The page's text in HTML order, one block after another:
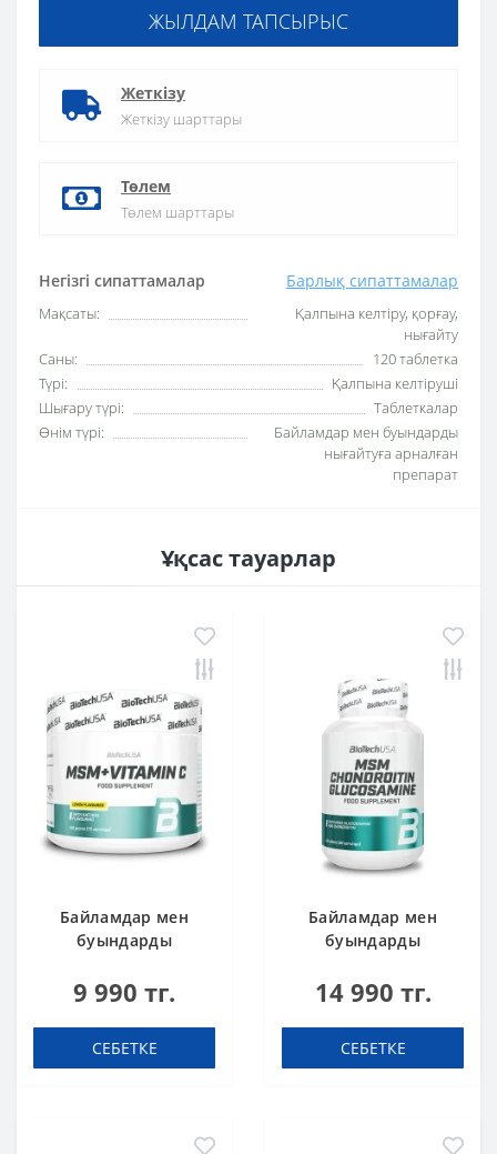
Негізгі сипаттамалар Барлық сипаттамалар
Мақсаты:
Қалпына келтіру, қорғау,
нығайту
Саны:
120 таблетка
Түрі:
Қалпына келтіруші
Шығару түрі:
Таблеткалар
Өнім түрі:
Байламдар мен буындарды
нығайтуға арналған
препарат
ЖЫЛДАМ ТАПСЫРЫС
Жеткізу
Жеткізу шарттары
Төлем
Төлем шарттары
Ұқсас тауарлар
Байламдар мен
буындарды
препарат BioTech
150 грамм
9 990 тг.
СЕБЕТКЕ
Байламдар мен
буындарды
препарат BioTech
Chondroitin
Glucosamine 60
14 990 тг.
СЕБЕТКЕ